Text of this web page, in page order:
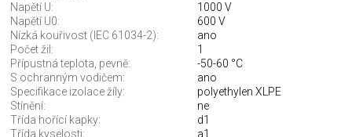
Napětí U:
1000 V
Napětí U0:
600 V
Nízká kouřivost (IEC 61034-2):
ano
Počet žil:
1
Přípustná teplota, pevně:
-50-60 °C
S ochranným vodičem:
ano
Specifikace izolace žíly:
polyethylen XLPE
Stínění:
ne
Třída hořící kapky:
d1
Třída kyselosti:
a1